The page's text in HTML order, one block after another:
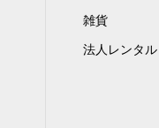
雑貨
法人レンタル